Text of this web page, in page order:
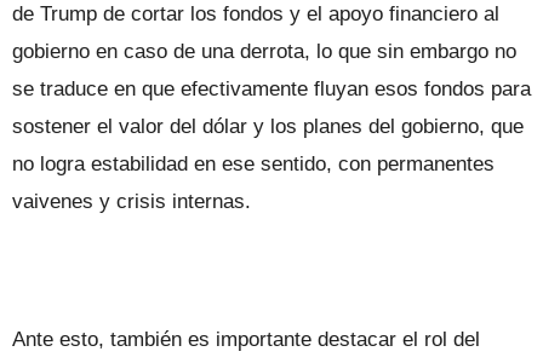
de Trump de cortar los fondos y el apoyo financiero al
gobierno en caso de una derrota, lo que sin embargo no
se traduce en que efectivamente fluyan esos fondos para
sostener el valor del dólar y los planes del gobierno, que
no logra estabilidad en ese sentido, con permanentes
vaivenes y crisis internas.
Ante esto, también es importante destacar el rol del